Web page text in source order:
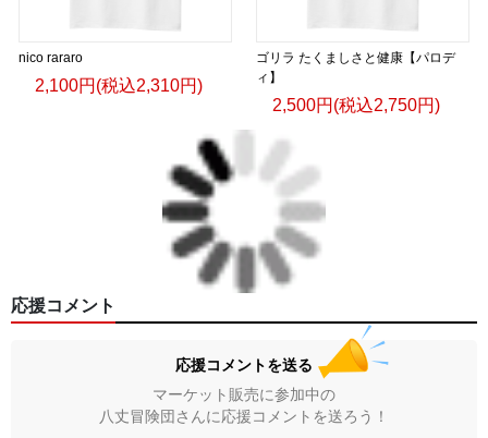
nico rararo
2,100円(税込2,310円)
ゴリラ たくましさと健康【パロデ
ィ】
2,500円(税込2,750円)
応援コメント
応援コメントを送る
マーケット販売に参加中の
八丈冒険団さんに応援コメントを送ろう！